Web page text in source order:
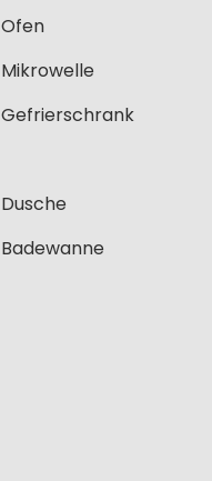
Ofen
Mikrowelle
Gefrierschrank
Dusche
Badewanne